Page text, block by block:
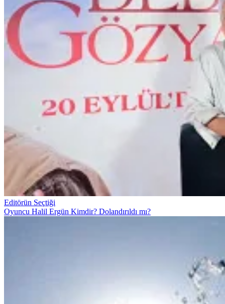
Editörün Seçtiği
Oyuncu Halil Ergün Kimdir? Dolandırıldı mı?